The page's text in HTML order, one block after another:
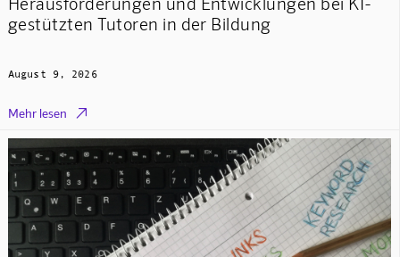
gestützten Tutoren in der Bildung
August 9, 2026
Mehr lesen 